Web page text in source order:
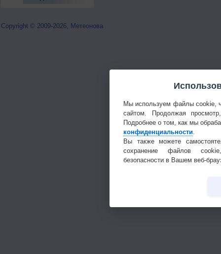
Copyright © 2009-2026, Метеонова
Мы используем файлы cookie,
сайтом. Продолжая
Подробнее о том, как мы
конфиденциальности
Вы также можете
сохранение файлов
безопасности в Вашем веб-